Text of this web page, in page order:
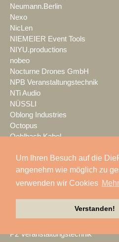
Um Ihren Besuch auf die
angenehm wie möglich zu
verwenden wir Cookies
Verstanden!
Neumann.Berlin
Nexo
NicLen
NIEMEIER Event Tools
NIYU.productions
nobeo
Nocturne Drones GmbH
NPB Veranstaltungstechnik
NTi Audio
NÜSSLI
Oblong Industries
Octopus
Oehlbach Kabel
OKG-AV
Omron
Optimahl Catering
ORANGE PRODUCTION DG
P2 Veranstaltungstechnik